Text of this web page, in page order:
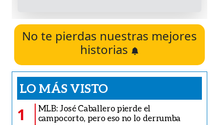
No te pierdas nuestras mejores
historias
LO MÁS VISTO
1
MLB: José Caballero pierde el
campocorto, pero eso no lo derrumba